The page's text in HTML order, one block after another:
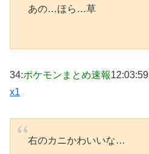
あの…ほら…草
34:ポケモンまとめ速報12:03:59
x1
右のカニかわいいな…